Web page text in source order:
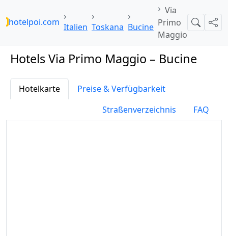
hotelpoi.com Italien Toskana Bucine
Via
Primo
Maggio
Suche
Hotels Via Primo Maggio – Bucine
Hotelkarte
Preise & Verfügbarkeit
Straßenverzeichnis
FAQ